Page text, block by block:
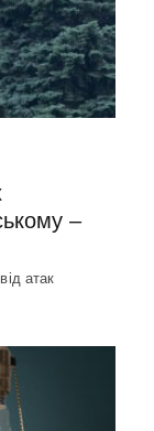
–
атак